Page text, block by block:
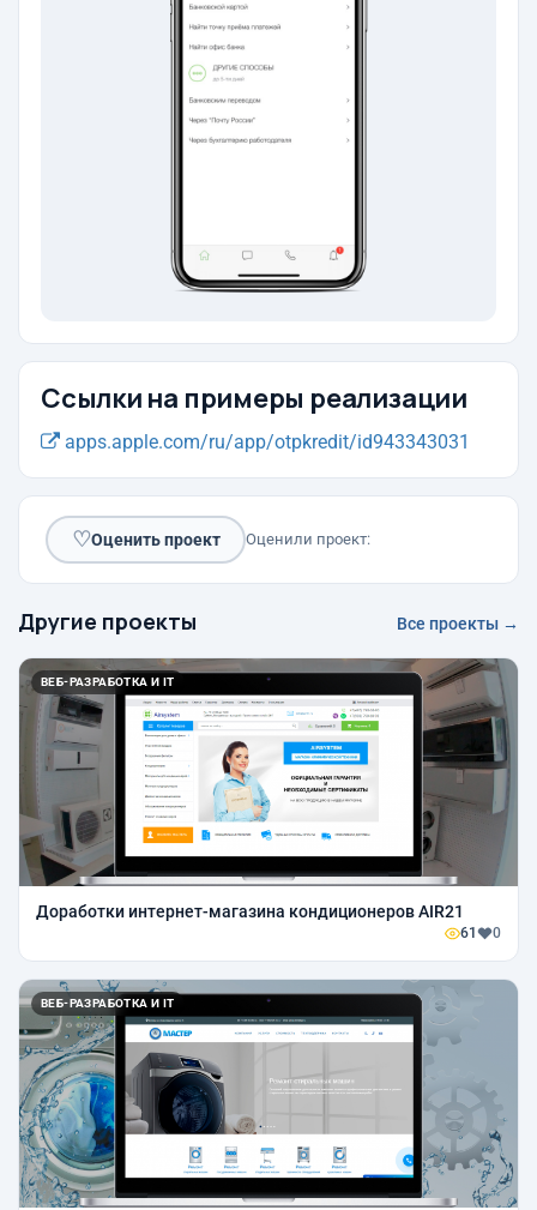
Ссылки на примеры реализации
apps.apple.com/ru/app/otpkredit/id943343031
♡Оценить проект Оценили проект:
Другие проекты Все проекты →
ВЕБ-РАЗРАБОТКА И IT
Доработки интернет-магазина кондиционеров AIR21
61 0
ВЕБ-РАЗРАБОТКА И IT